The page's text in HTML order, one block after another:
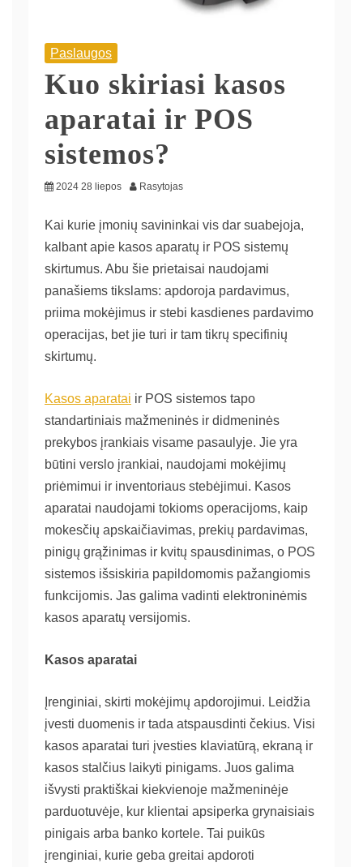
Paslaugos
Kuo skiriasi kasos
aparatai ir POS
sistemos?
2024 28 liepos Rasytojas
Kai kurie įmonių savininkai vis dar suabejoja,
kalbant apie kasos aparatų ir POS sistemų
skirtumus. Abu šie prietaisai naudojami
panašiems tikslams: apdoroja pardavimus,
priima mokėjimus ir stebi kasdienes pardavimo
operacijas, bet jie turi ir tam tikrų specifinių
skirtumų.
Kasos aparatai ir POS sistemos tapo
standartiniais mažmeninės ir didmeninės
prekybos įrankiais visame pasaulyje. Jie yra
būtini verslo įrankiai, naudojami mokėjimų
priėmimui ir inventoriaus stebėjimui. Kasos
aparatai naudojami tokioms operacijoms, kaip
mokesčių apskaičiavimas, prekių pardavimas,
pinigų grąžinimas ir kvitų spausdinimas, o POS
sistemos išsiskiria papildomomis pažangiomis
funkcijomis. Jas galima vadinti elektroninėmis
kasos aparatų versijomis.
Kasos aparatai
Įrenginiai, skirti mokėjimų apdorojimui. Leidžia
įvesti duomenis ir tada atspausdinti čekius. Visi
kasos aparatai turi įvesties klaviatūrą, ekraną ir
kasos stalčius laikyti pinigams. Juos galima
išvysti praktiškai kiekvienoje mažmeninėje
parduotuvėje, kur klientai apsiperka grynaisiais
pinigais arba banko kortele. Tai puikūs
įrenginiai, kurie geba greitai apdoroti